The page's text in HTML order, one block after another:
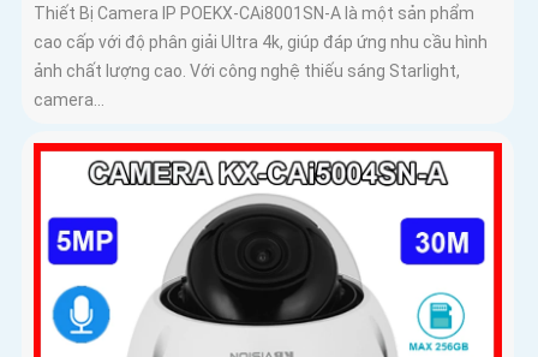
Thiết Bị Camera IP POEKX-CAi8001SN-A là một sản phẩm
cao cấp với độ phân giải Ultra 4k, giúp đáp ứng nhu cầu hình
ảnh chất lượng cao. Với công nghệ thiếu sáng Starlight,
camera...